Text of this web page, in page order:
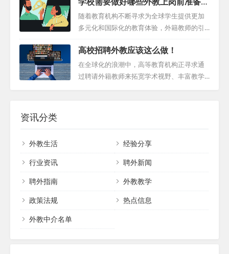
的效率和准确性。因此，对于长期招聘或时
间充裕的情况下，...
服务，包括住房、交通、食品和其他生活必
需品的信息。这有助于他们更快地适应新环
的文化背景至关重要。例如，学校应了解并
尊重他们的饮食习惯、宗教信仰等，以创...
教育招聘的高峰与低谷中探索，发现如何有
效利用时机，确保招募到最优秀的外籍教育
工作者。 旺季策略：8月、9月、2月和3月的
行动指南 想象一下，新学年的钟声响起，全
球的学校都洋溢着新的希望和期待。这段时
间，随着新学年的开始，对外籍教师的需求
激增，尤其是在9月和3月之前。那些致力于
作？
随着教育机构不断寻求为全球学生提供更加
多元化和国际化的教育体验，外籍教师的引
进成为了提升教育质量的重要手段。然而，
外籍教师的顺利融入并不仅仅是招聘过程的
结束，而是需要一系列精心策划的准备措施
来确保他们的平稳过渡。本文将详细探讨学
权利和义务，包括工作职责、薪酬、福利待
遇、工作时间等。同时，学校应提供清晰的
抵达指南，包括签证...
高校招聘外教应该这么做！
在全球化的浪潮中，高等教育机构正寻求通
过聘请外籍教师来拓宽学术视野、丰富教学
这包括确定需要外籍教师的学科领域、教学
层次以及期望他们带来的特定技能和经验。
通过明确目标，高校能够更有针对性地开展
招聘活动，提高招聘效率和成功率。 二、明
确招聘要求 除了学科背景和教学经验外，高
校还应考虑外籍教师的语言能力、跨文化沟
资讯分类
外教生活
经验分享
行业资讯
聘外新闻
聘外指南
外教教学
政策法规
热点信息
外教中介名单